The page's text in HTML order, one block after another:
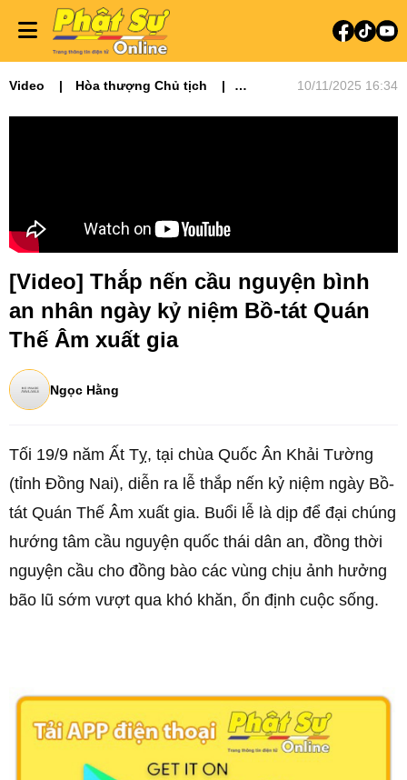
Video
Hòa thượng Chủ tịch
10/11/2025 16:34
[Video] Thắp nến cầu nguyện bình
an nhân ngày kỷ niệm Bồ-tát Quán
Thế Âm xuất gia
Ngọc Hằng
Tối 19/9 năm Ất Tỵ, tại chùa Quốc Ân Khải Tường
(tỉnh Đồng Nai), diễn ra lễ thắp nến kỷ niệm ngày Bồ-
tát Quán Thế Âm xuất gia. Buổi lễ là dịp để đại chúng
hướng tâm cầu nguyện quốc thái dân an, đồng thời
nguyện cầu cho đồng bào các vùng chịu ảnh hưởng
bão lũ sớm vượt qua khó khăn, ổn định cuộc sống.